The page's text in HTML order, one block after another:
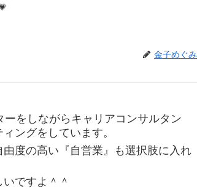
金子めぐみ
をしながらキャリアコンサルタン
ングをしています。
度の高い『自営業』も選択肢に入れ
ですよ＾＾